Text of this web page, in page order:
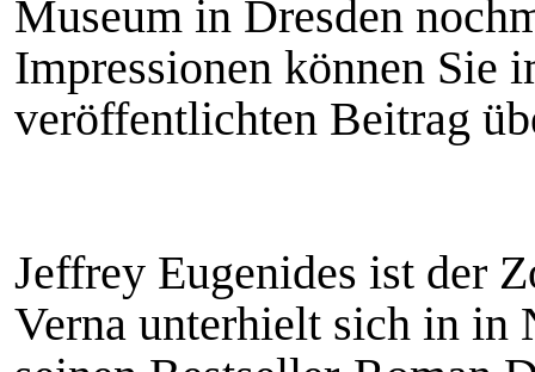
Museum in Dresden
Impressionen können Sie
veröffentlichten Beitrag
Jeffrey Eugenides ist der
Verna unterhielt sich in in